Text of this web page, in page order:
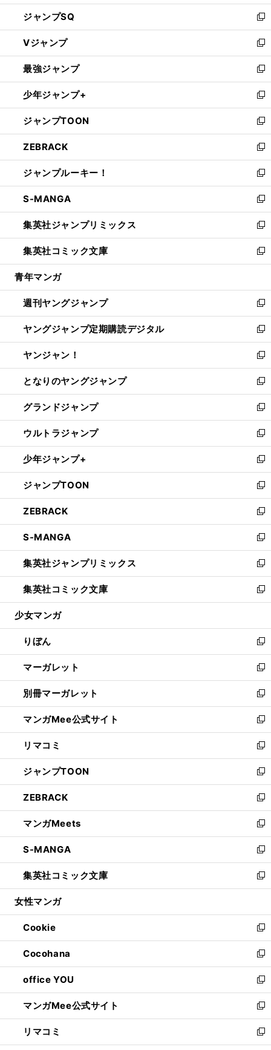
し
い
ウ
ィ
ン
ド
ウ
で
開
く
ジャンプSQ
新
し
い
ウ
ィ
ン
ド
ウ
で
開
く
Vジャンプ
新
し
い
ウ
ィ
ン
ド
ウ
で
開
く
最強ジャンプ
新
し
い
ウ
ィ
ン
ド
ウ
で
開
く
少年ジャンプ+
新
し
い
ウ
ィ
ン
ド
ウ
で
開
く
ジャンプTOON
新
し
い
ウ
ィ
ン
ド
ウ
で
開
く
ZEBRACK
新
し
い
ウ
ィ
ン
ド
ウ
で
開
ジャンプルーキー！
新
し
い
ウ
ィ
ン
ド
ウ
開
く
S-MANGA
新
し
い
ウ
ィ
ン
ウ
で
開
く
集英社ジャンプリミックス
新
し
い
ウ
ン
ド
ウ
で
開
く
集英社コミック文庫
新
し
ウ
ィ
ン
ド
ウ
で
開
く
青年マンガ
週刊ヤングジャンプ
新
し
い
ウ
ィ
ン
ド
ウ
で
開
く
ヤングジャンプ定期購読デジタル
新
し
い
ウ
ィ
ン
ド
ウ
で
開
く
ヤンジャン！
新
し
い
ウ
ィ
ン
ド
ウ
で
開
く
となりのヤングジャンプ
新
し
い
ウ
ィ
ン
ド
ウ
で
開
く
グランドジャンプ
新
し
い
ウ
ィ
ン
ド
ウ
で
開
く
ウルトラジャンプ
新
し
い
ウ
ィ
ン
ド
ウ
で
開
く
少年ジャンプ+
新
し
い
ウ
ィ
ン
ド
ウ
で
開
く
ジャンプTOON
新
し
い
ウ
ィ
ン
ド
ウ
で
開
ZEBRACK
新
し
い
ウ
ィ
ン
ド
ウ
開
く
S-MANGA
新
し
い
ウ
ィ
ン
ウ
で
開
く
集英社ジャンプリミックス
新
し
い
ウ
ン
ド
ウ
で
開
く
集英社コミック文庫
新
し
ウ
ィ
ン
ド
ウ
で
開
く
少女マンガ
りぼん
新
し
い
ウ
ィ
ン
ド
ウ
で
開
く
マーガレット
新
し
い
ウ
ィ
ン
ド
ウ
で
開
く
別冊マーガレット
新
し
い
ウ
ィ
ン
ド
ウ
で
開
く
マンガMee公式サイト
新
し
い
ウ
ィ
ン
ド
ウ
で
開
く
リマコミ
新
し
い
ウ
ィ
ン
ド
ウ
で
開
く
ジャンプTOON
新
し
い
ウ
ィ
ン
ド
ウ
で
開
ZEBRACK
新
し
い
ウ
ィ
ン
ド
ウ
開
く
マンガMeets
新
し
い
ウ
ィ
ン
ウ
で
開
く
S-MANGA
新
し
い
ウ
ン
ド
ウ
で
開
く
集英社コミック文庫
新
し
ウ
ィ
ン
ド
ウ
で
開
く
女性マンガ
Cookie
新
し
い
ウ
ィ
ン
ド
ウ
で
開
Cocohana
新
し
い
ウ
ィ
ン
ド
ウ
office YOU
新
し
い
ウ
ィ
ン
マンガMee公式サイト
新
し
い
ウ
リマコミ
新
し